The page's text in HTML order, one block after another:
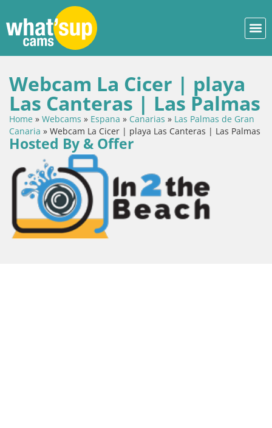
Webcam La Cicer | playa
Las Canteras | Las Palmas
Home » Webcams » Espana » Canarias » Las Palmas de Gran
Canaria » Webcam La Cicer | playa Las Canteras | Las Palmas
Hosted By & Offer